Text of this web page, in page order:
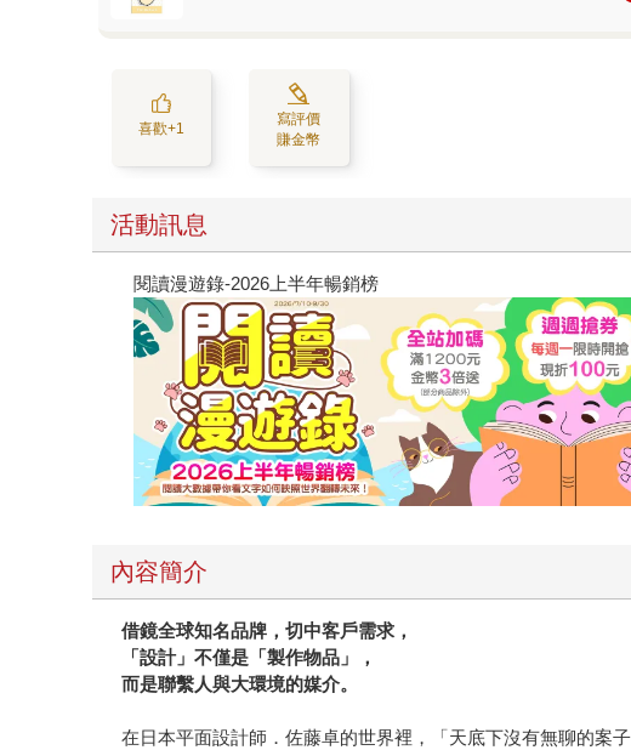
喜歡+1
寫評價
賺金幣
活動訊息
閱讀漫遊錄-2026上半年暢銷榜
內容簡介
借鏡全球知名品牌，切中客戶需求，
「設計」不僅是「製作物品」，
而是聯繫人與大環境的媒介。
在日本平面設計師．佐藤卓的世界裡，「天底下沒有無聊的案